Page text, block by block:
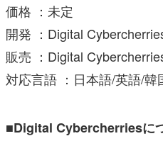
価格 ：未定
開発 ：Digital
販売 ：Digital
対応言語 ：日本語/英語/
■Digital Cybercherriesに